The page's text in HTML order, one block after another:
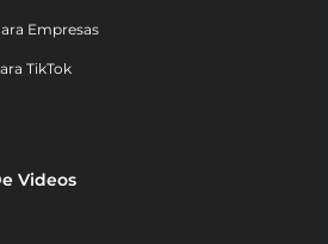
Empresas
TikTok
Videos